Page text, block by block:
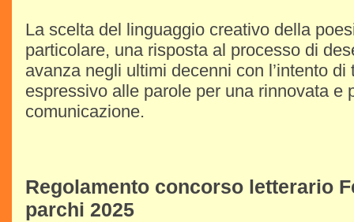
La scelta del linguaggio creativo della
particolare, una risposta al processo di
avanza negli ultimi decenni con l’intento
espressivo alle parole per una rinnovata e
comunicazione.
Regolamento concorso letterario
parchi 2025